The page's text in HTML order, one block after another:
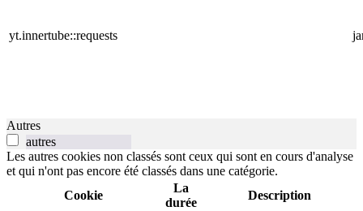
yt.innertube::requests
Autres
autres
Les autres cookies non classés sont ceux qui sont en cours d'analyse
et qui n'ont pas encore été classés dans une catégorie.
Cookie
La
durée
Description